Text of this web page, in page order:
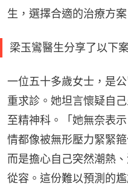
生，選擇合適的治療方案
梁玉鸞醫生分享了以下
一位五十多歲女士，是
重求診。她坦言懷疑自
至精神科。「她無奈表
情都像被無形壓力緊緊
而是擔心自己突然潮熱
從容。這份難以預測的